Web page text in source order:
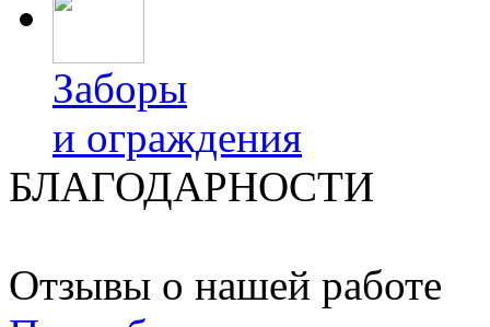
Заборы
и ограждения
БЛАГОДАРНОСТИ
Отзывы о нашей работе